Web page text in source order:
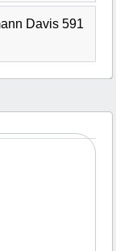
Davis 591